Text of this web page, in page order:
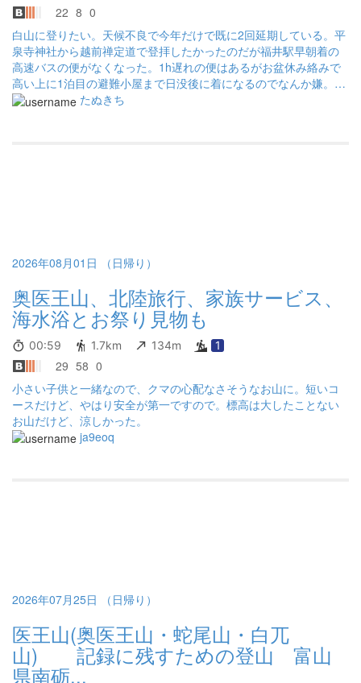
22 8 0
白山に登りたい。天候不良で今年だけで既に2回延期している。平
泉寺神社から越前禅定道で登拝したかったのだが福井駅早朝着の
高速バスの便がなくなった。1h遅れの便はあるがお盆休み絡みで
高い上に1泊目の避難小屋まで日没後に着になるのでなんか嫌。逆
ルートであればどうかと金沢駅着を見るとステキな便が1席余って
たぬきち
2026年08月01日 （日帰り）
奥医王山、北陸旅行、家族サービス、
海水浴とお祭り見物も
00:59 1.7km 134m 1
29 58 0
小さい子供と一緒なので、クマの心配なさそうなお山に。短いコ
ースだけど、やはり安全が第一ですので。標高は大したことない
お山だけど、涼しかった。
ja9eoq
2026年07月25日 （日帰り）
医王山(奥医王山・蛇尾山・白兀
山) 記録に残すための登山 富山
県南砺...